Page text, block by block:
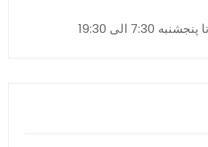
7:30 الی 19:30